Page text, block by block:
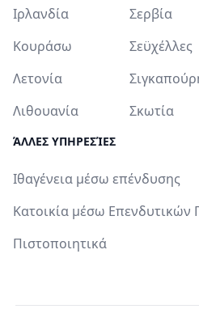
Ιρλανδία
Κουράσω
Λετονία
Λιθουανία
Σερβία
Σεϋχέλλες
Σκωτία
ΆΛΛΕΣ ΥΠΗΡΕΣΊΕΣ
Ιθαγένεια μέσω επένδυσης
Κατοικία μέσω
Πιστοποιητικά